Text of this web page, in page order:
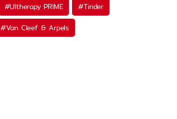
#Ultherapy PRIME #Tinder
#Van Cleef & Arpels